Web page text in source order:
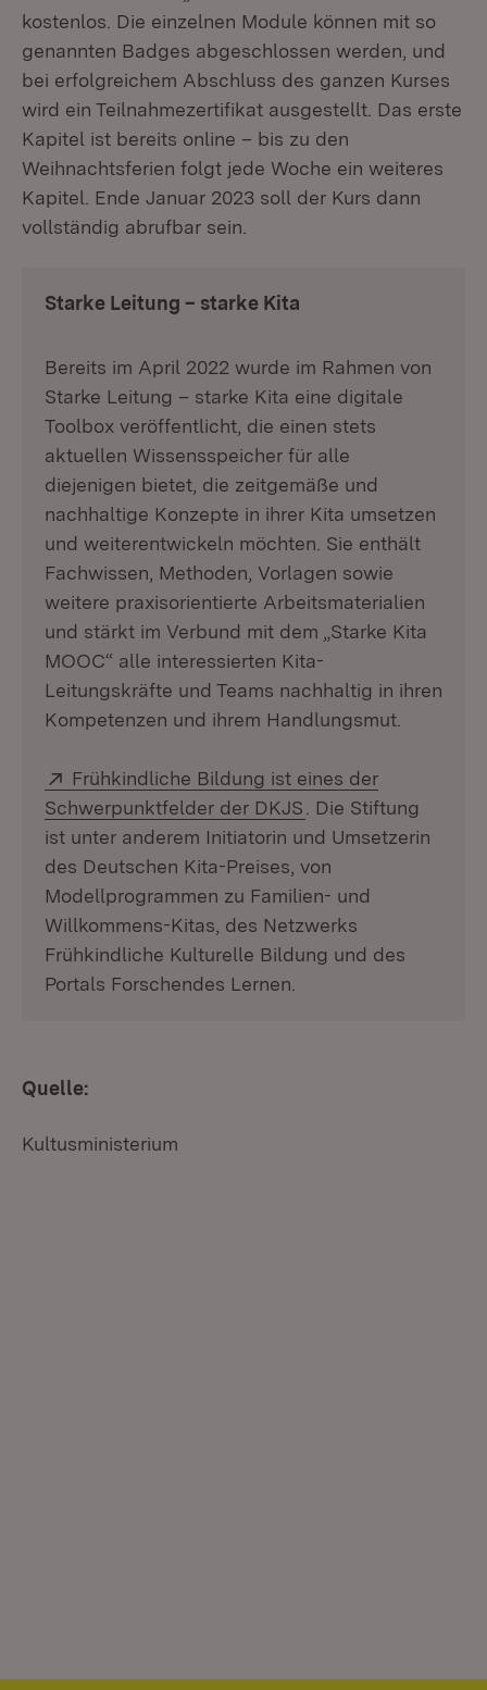
kostenlos. Die einzelnen Module können mit so
genannten Badges abgeschlossen werden, und
bei erfolgreichem Abschluss des ganzen Kurses
wird ein Teilnahmezertifikat ausgestellt. Das erste
Kapitel ist bereits online – bis zu den
Weihnachtsferien folgt jede Woche ein weiteres
Kapitel. Ende Januar 2023 soll der Kurs dann
vollständig abrufbar sein.
Starke Leitung – starke Kita
Bereits im April 2022 wurde im Rahmen von
Starke Leitung – starke Kita eine digitale
Toolbox veröffentlicht, die einen stets
aktuellen Wissensspeicher für alle
diejenigen bietet, die zeitgemäße und
nachhaltige Konzepte in ihrer Kita umsetzen
und weiterentwickeln möchten. Sie enthält
Fachwissen, Methoden, Vorlagen sowie
weitere praxisorientierte Arbeitsmaterialien
und stärkt im Verbund mit dem „Starke Kita
MOOC“ alle interessierten Kita-
Leitungskräfte und Teams nachhaltig in ihren
Kompetenzen und ihrem Handlungsmut.
Extern:
Frühkindliche Bildung ist eines der
Schwerpunktfelder der DKJS (Öffnet in neuem
. Die Stiftung
ist unter anderem Initiatorin und Umsetzerin
des Deutschen Kita-Preises, von
Modellprogrammen zu Familien- und
Willkommens-Kitas, des Netzwerks
Frühkindliche Kulturelle Bildung und des
Portals Forschendes Lernen.
Quelle:
Kultusministerium